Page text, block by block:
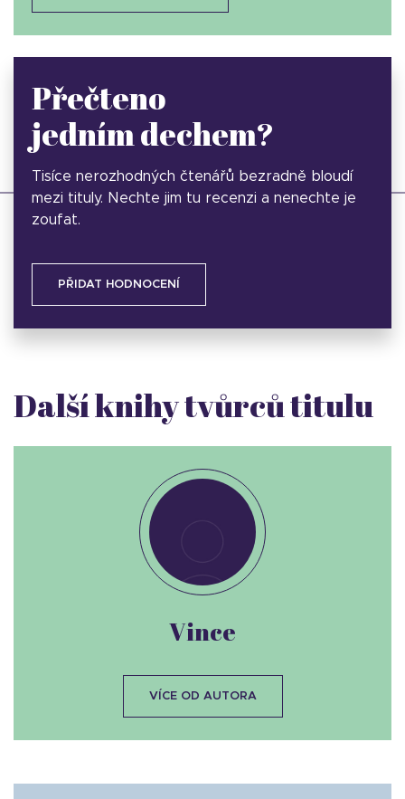
Přečteno
jedním dechem?
Tisíce nerozhodných čtenářů bezradně bloudí
mezi tituly. Nechte jim tu recenzi a nenechte je
zoufat.
PŘIDAT HODNOCENÍ
Další knihy tvůrců titulu
Vince
VÍCE OD AUTORA